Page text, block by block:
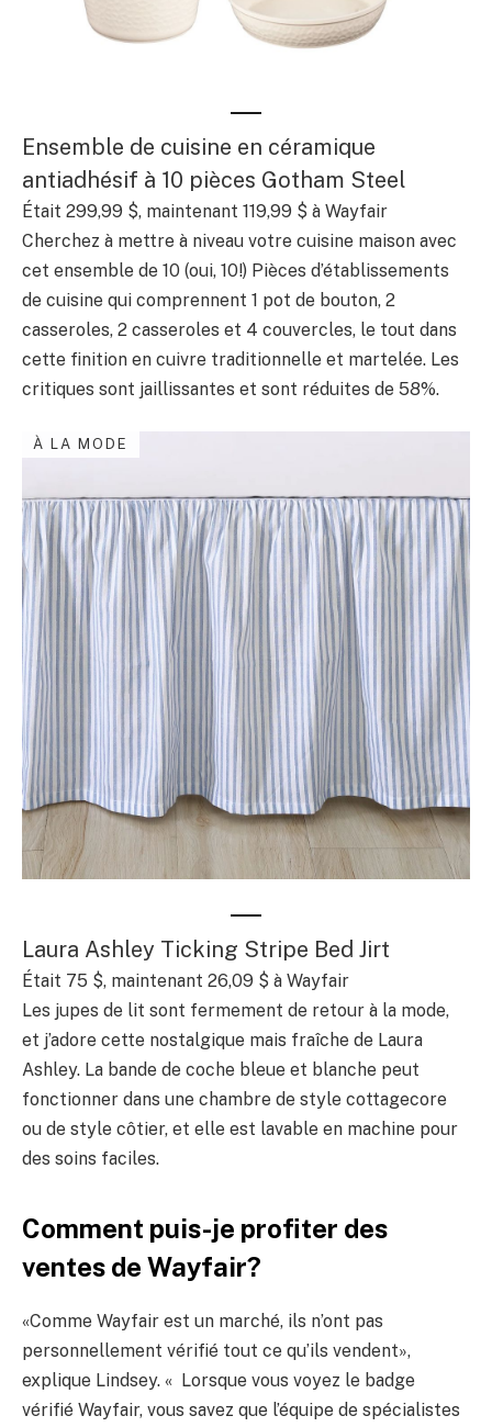
Ensemble de cuisine en céramique
antiadhésif à 10 pièces Gotham Steel
Était 299,99 $, maintenant 119,99 $ à Wayfair
Cherchez à mettre à niveau votre cuisine maison avec
cet ensemble de 10 (oui, 10!) Pièces d’établissements
de cuisine qui comprennent 1 pot de bouton, 2
casseroles, 2 casseroles et 4 couvercles, le tout dans
cette finition en cuivre traditionnelle et martelée. Les
critiques sont jaillissantes et sont réduites de 58%.
À LA MODE
Laura Ashley Ticking Stripe Bed Jirt
Était 75 $, maintenant 26,09 $ à Wayfair
Les jupes de lit sont fermement de retour à la mode,
et j’adore cette nostalgique mais fraîche de Laura
Ashley. La bande de coche bleue et blanche peut
fonctionner dans une chambre de style cottagecore
ou de style côtier, et elle est lavable en machine pour
des soins faciles.
Comment puis-je profiter des
ventes de Wayfair?
«Comme Wayfair est un marché, ils n’ont pas
personnellement vérifié tout ce qu’ils vendent»,
explique Lindsey. « Lorsque vous voyez le badge
vérifié Wayfair, vous savez que l’équipe de spécialistes